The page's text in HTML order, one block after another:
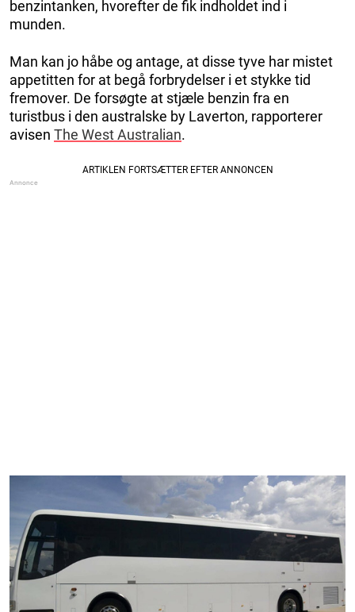
benzintanken, hvorefter de fik indholdet ind i
munden.
Man kan jo håbe og antage, at disse tyve har mistet
appetitten for at begå forbrydelser i et stykke tid
fremover. De forsøgte at stjæle benzin fra en
turistbus i den australske by Laverton, rapporterer
avisen The West Australian.